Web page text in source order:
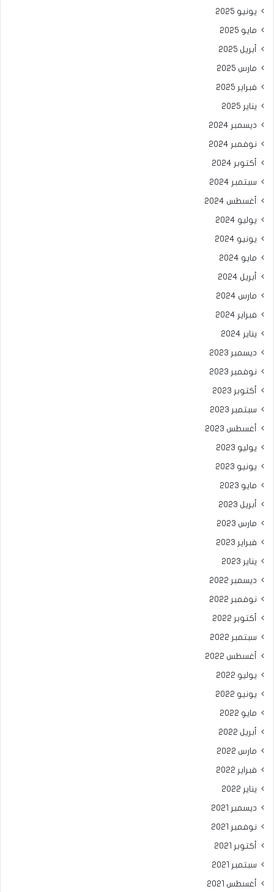
يونيو 2025
مايو 2025
أبريل 2025
مارس 2025
فبراير 2025
يناير 2025
ديسمبر 2024
نوفمبر 2024
أكتوبر 2024
سبتمبر 2024
أغسطس 2024
يوليو 2024
يونيو 2024
مايو 2024
أبريل 2024
مارس 2024
فبراير 2024
يناير 2024
ديسمبر 2023
نوفمبر 2023
أكتوبر 2023
سبتمبر 2023
أغسطس 2023
يوليو 2023
يونيو 2023
مايو 2023
أبريل 2023
مارس 2023
فبراير 2023
يناير 2023
ديسمبر 2022
نوفمبر 2022
أكتوبر 2022
سبتمبر 2022
أغسطس 2022
يوليو 2022
يونيو 2022
مايو 2022
أبريل 2022
مارس 2022
فبراير 2022
يناير 2022
ديسمبر 2021
نوفمبر 2021
أكتوبر 2021
سبتمبر 2021
أغسطس 2021